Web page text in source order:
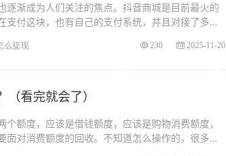
渐成为人们关注的焦点。抖音商城是目前最火的
付这块，也有自己的支付系统，并且对接了多个
么提现 230 2025-11-20
看完就会了）
额度，应该是借钱额度，应该是购物消费额度，
对消费额度的回收。不知道怎么操作的，很多朋